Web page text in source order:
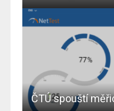
ČTÚ spouští